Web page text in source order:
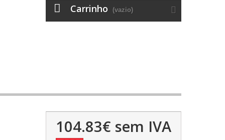
Carrinho (vazio)
104.83€ sem IVA